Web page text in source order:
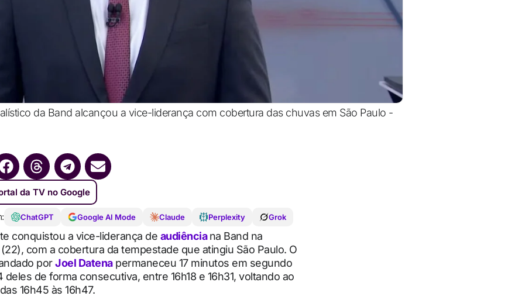
da Band alcançou a vice-liderança com cobertura das chuvas em São Paulo -
da TV no Google
ChatGPT Google AI Mode Claude Perplexity Grok
conquistou a vice-liderança de audiênciana Band na
com a cobertura da tempestade que atingiu São Paulo. O
porJoel Datenapermaneceu 17 minutos em segundo
deles de forma consecutiva, entre 16h18 e 16h31, voltando ao
16h45 às 16h47.